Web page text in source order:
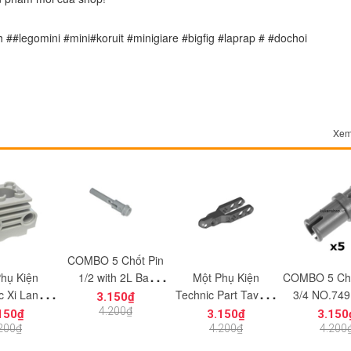
#mini#koruit #minigiare #bigfig #laprap # #dochoi
Kiện
Xi Lanh
NO.880 -
MOC
COMBO 5 Chốt Pin
1/2 with 2L Bar
Extension NO.857 -
Phụ Kiện MOC
3.150₫
4.200₫
Một Phụ Kiện
Technic Part Tay Lái
NO.834 - Phụ Kiện
MOC Tương Thích
3.150₫
4.200₫
COMBO 5
3/4
Kiện MOC
Thích